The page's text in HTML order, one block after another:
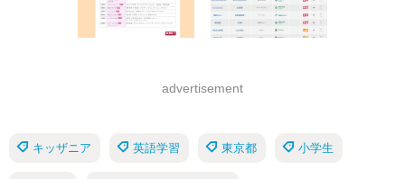
advertisement
キッザニア 英語学習 東京都 小学生